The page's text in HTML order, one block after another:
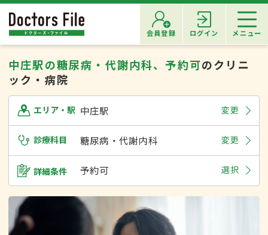
会員登録 ログイン メニュー
中庄駅の糖尿病・代謝内科、予約可のクリニ
ック・病院
エリア・駅 中庄駅 変更
診療科目 糖尿病・代謝内科 変更
詳細条件 予約可 選択